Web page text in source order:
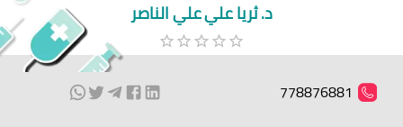
د. ثريا علي علي الناصر
778876881